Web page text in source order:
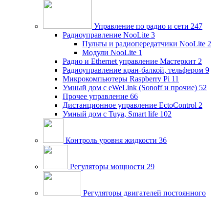
Управление по радио и сети 247
Радиоуправление NooLite 3
Пульты и радиопередатчики NooLite 2
Модули NooLite 1
Радио и Ethernet управление Мастеркит 2
Радиоуправление кран-балкой, тельфером 9
Микрокомпьютеры Raspberry Pi 11
Умный дом c eWeLink (Sonoff и прочие) 52
Прочее управление 66
Дистанционное управление EctoControl 2
Умный дом с Tuya, Smart life 102
Контроль уровня жидкости 36
Регуляторы мощности 29
Регуляторы двигателей постоянного